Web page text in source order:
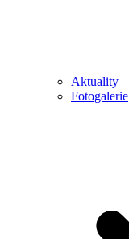
Aktuality
Fotogalerie